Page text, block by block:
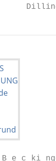
t B e c